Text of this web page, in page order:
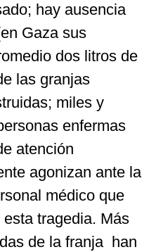
hay ausencia
Gaza sus
dos litros de
las granjas
miles y
enfermas
atención
agonizan ante la
médico que
tragedia. Más
de la franja han